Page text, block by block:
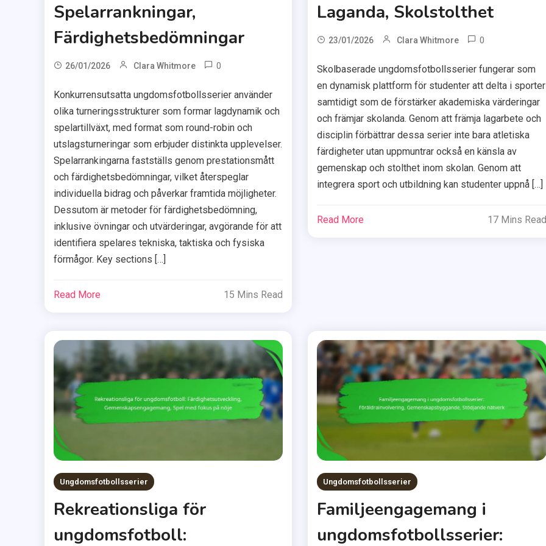
Spelarrankningar,
Färdighetsbedömningar
26/01/2026 Clara Whitmore 0
Konkurrensutsatta ungdomsfotbollsserier använder
olika turneringsstrukturer som formar lagdynamik och
spelartillväxt, med format som round-robin och
utslagsturneringar som erbjuder distinkta upplevelser.
Spelarrankingarna fastställs genom prestationsmått
och färdighetsbedömningar, vilket återspeglar
individuella bidrag och påverkar framtida möjligheter.
Dessutom är metoder för färdighetsbedömning,
inklusive övningar och utvärderingar, avgörande för att
identifiera spelares tekniska, taktiska och fysiska
förmågor. Key sections […]
Read More 15 Mins Read
Laganda, Skolstolthet
23/01/2026 Clara Whitmore 0
Skolbaserade ungdomsfotbollsserier fungerar som
en dynamisk plattform för studenter att delta i sporter
samtidigt som de förstärker akademiska värderingar
och främjar skolanda. Genom att främja lagarbete och
disciplin förbättrar dessa serier inte bara atletiska
färdigheter utan uppmuntrar också en känsla av
gemenskap och stolthet inom skolan. Genom att
integrera sport och utbildning kan studenter uppnå […]
Read More 17 Mins Read
Ungdomsfotbollsserier
Rekreationsliga för
ungdomsfotboll:
Ungdomsfotbollsserier
Familjeengagemang i
ungdomsfotbollsserier: